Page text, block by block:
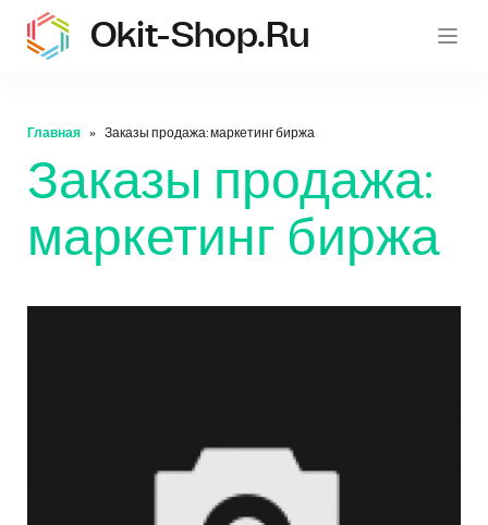
Okit-Shop.ru
Главная Заказы продажа: маркетинг биржа
Заказы продажа:
маркетинг биржа